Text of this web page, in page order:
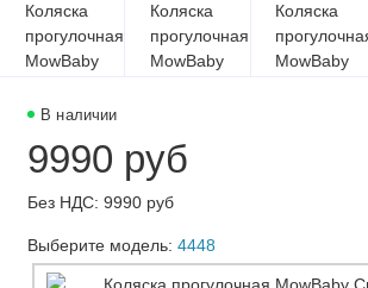
В наличии
9990 руб
Без НДС: 9990 руб
Выберите модель: 4448